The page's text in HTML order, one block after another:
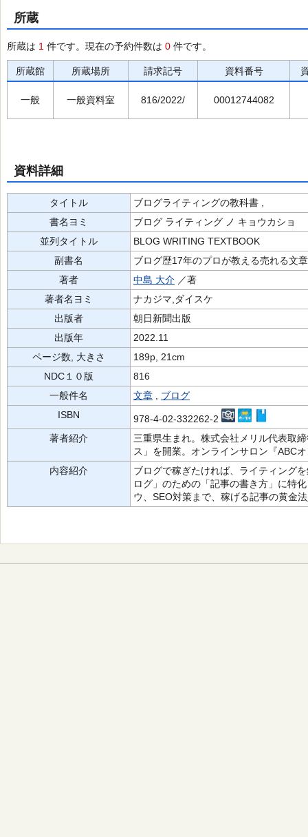
所蔵
所蔵は 1 件です。現在の予約件数は 0 件です。
所蔵館 所蔵場所 請求記号 資料番号
一般 一般資料室 816/2022/ 00012744082
資料詳細
タイトル
ブログライティングの教科書 ,
書名ヨミ
ブログ ライティング ノ キョウカショ
並列タイトル
BLOG WRITING TEXTBOOK
副書名
ブログ歴17年のプロが教える売れる文
著者
中島 大介 ／著
著者名ヨミ
ナカジマ,ダイスケ
出版者
朝日新聞出版
出版年
2022.11
ページ数, 大きさ
189p, 21cm
NDC１０版
816
一般件名
文章
ブログ
ISBN
978-4-02-332262-2
著者紹介
三重県生まれ。株式会社メリル代表取
ス」を開業。オンラインサロン『ABC
内容紹介
ブログで稼ぎたければ、ライティング
ログ」のための「記事の書き方」に特
ウ、SEO対策まで、稼げる記事の黄金